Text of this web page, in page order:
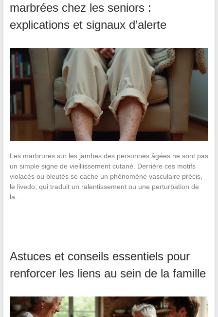
marbrées chez les seniors :
explications et signaux d’alerte
Les marbrures sur les jambes des personnes âgées ne sont pas
un simple signe de vieillissement cutané. Derrière ces motifs
violacés ou bleutés se cache un phénomène vasculaire précis,
le livedo, qui traduit un ralentissement ou une perturbation de
la…
Astuces et conseils essentiels pour
renforcer les liens au sein de la famille